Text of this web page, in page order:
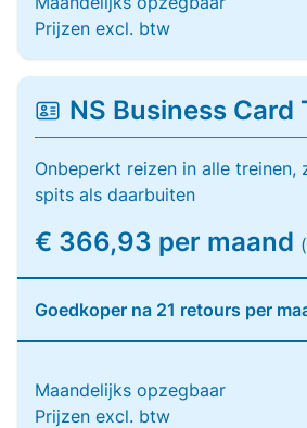
Prijzen excl. btw
NS Business Card
Onbeperkt reizen in alle treinen,
spits als daarbuiten
€ 366,93 per maand
Goedkoper na 21 retours per
Maandelijks opzegbaar
Prijzen excl. btw